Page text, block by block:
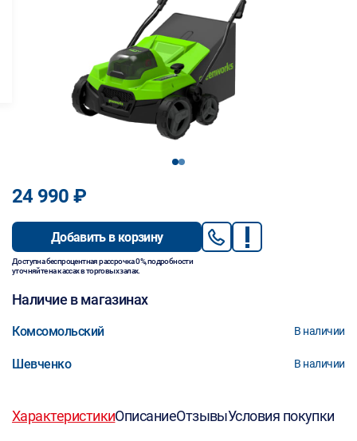
12
24 990 ₽
Добавить в корзину
Доступна беспроцентная рассрочка 0%, подробности
уточняйте на кассах в торговых залах.
Наличие в магазинах
Комсомольский В наличии
Шевченко В наличии
ХарактеристикиОписаниеОтзывыУсловия покупки